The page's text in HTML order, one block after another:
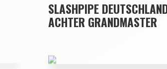
SLASHPIPE
ACHTER GRANDMASTER